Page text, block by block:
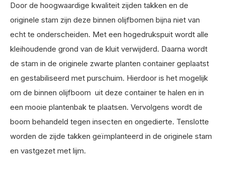
Door de hoogwaardige kwaliteit zijden takken en de
originele stam zijn deze binnen olijfbomen bijna niet van
echt te onderscheiden. Met een hogedrukspuit wordt alle
kleihoudende grond van de kluit verwijderd. Daarna wordt
de stam in de originele zwarte planten container geplaatst
en gestabiliseerd met purschuim. Hierdoor is het mogelijk
om de binnen olijfboom uit deze container te halen en in
een mooie plantenbak te plaatsen. Vervolgens wordt de
boom behandeld tegen insecten en ongedierte. Tenslotte
worden de zijde takken geïmplanteerd in de originele stam
en vastgezet met lijm.